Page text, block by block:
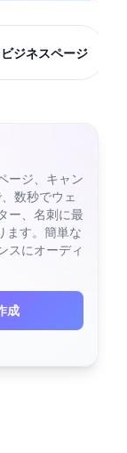
ビジネスページ
ージ、キャン
数秒でウェ
ー、名刺に最
ます。簡単な
スにオーディ
成